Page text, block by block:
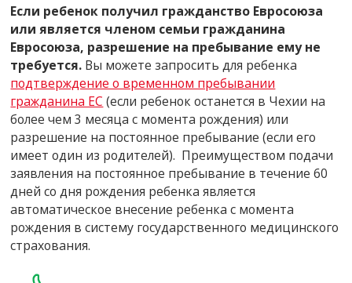
Если ребенок получил гражданство Евросоюза
или является членом семьи гражданина
Евросоюза, разрешение на пребывание ему не
требуется. Вы можете запросить для ребенка
подтверждение о временном пребывании
гражданина ЕС (если ребенок останется в Чехии на
более чем 3 месяца с момента рождения) или
разрешение на постоянное пребывание (если его
имеет один из родителей). Преимуществом подачи
заявления на постоянное пребывание в течение 60
дней со дня рождения ребенка является
автоматическое внесение ребенка с момента
рождения в систему государственного медицинского
страхования.